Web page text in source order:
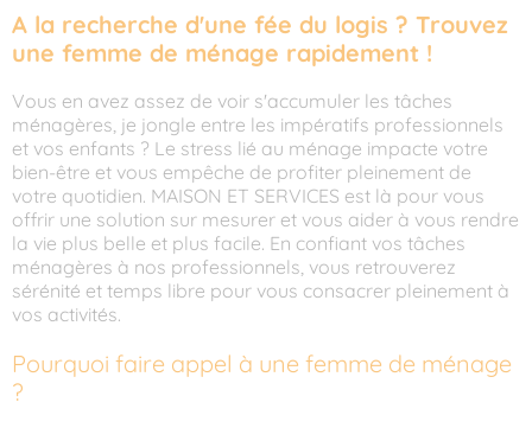
A la recherche d'une fée du logis ? Trouvez
une femme de ménage rapidement !
Vous en avez assez de voir s'accumuler les tâches
ménagères, je jongle entre les impératifs professionnels
et vos enfants ? Le stress lié au ménage impacte votre
bien-être et vous empêche de profiter pleinement de
votre quotidien. MAISON ET SERVICES est là pour vous
offrir une solution sur mesurer et vous aider à vous rendre
la vie plus belle et plus facile. En confiant vos tâches
ménagères à nos professionnels, vous retrouverez
sérénité et temps libre pour vous consacrer pleinement à
vos activités.
Pourquoi faire appel à une femme de ménage
?